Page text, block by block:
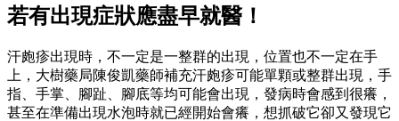
若有出現症狀應盡早就醫！
汗皰疹出現時，不一定是一整群的出現，位置也不一定在手
上，大樹藥局陳俊凱藥師補充汗皰疹可能單顆或整群出現，手
指、手掌、腳趾、腳底等均可能會出現，發病時會感到很癢，
甚至在準備出現水泡時就已經開始會癢，想抓破它卻又發現它